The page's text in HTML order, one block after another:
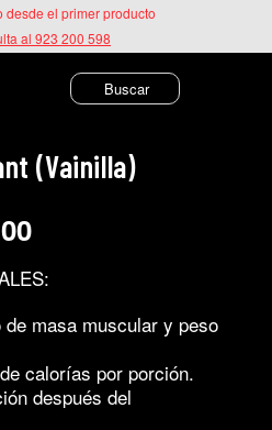
desde el primer producto
al 923 200 598
(Vainilla)
de masa muscular y peso
calorías por porción.
después del